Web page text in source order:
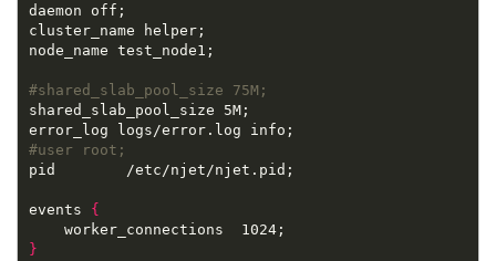
daemon off;
cluster_name helper;
node_name test_node1;
#shared_slab_pool_size 75M;
shared_slab_pool_size 5M;
#user root;
pid        /etc/njet/njet.pid;
events {
}